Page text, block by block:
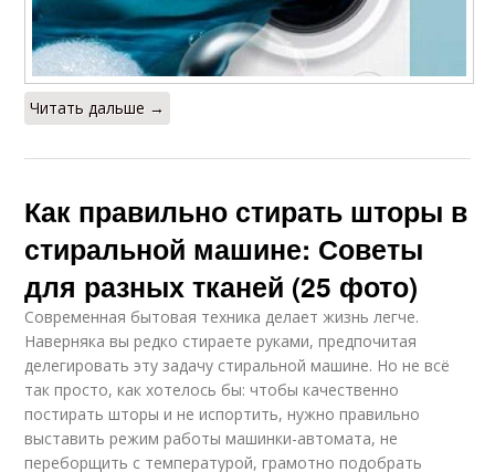
Читать дальше →
Как правильно стирать шторы в
стиральной машине: Советы
для разных тканей (25 фото)
Современная бытовая техника делает жизнь легче.
Наверняка вы редко стираете руками, предпочитая
делегировать эту задачу стиральной машине. Но не всё
так просто, как хотелось бы: чтобы качественно
постирать шторы и не испортить, нужно правильно
выставить режим работы машинки-автомата, не
переборщить с температурой, грамотно подобрать